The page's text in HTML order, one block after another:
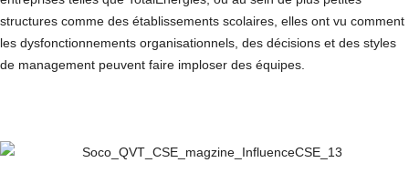
structures comme des établissements scolaires, elles ont vu comment
les dysfonctionnements organisationnels, des décisions et des styles
de management peuvent faire imploser des équipes.